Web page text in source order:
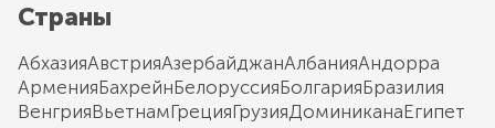
Страны
АбхазияАвстрияАзербайджанАлбанияАндорра
АрменияБахрейнБелоруссияБолгарияБразилия
ВенгрияВьетнамГрецияГрузияДоминиканаЕгипет